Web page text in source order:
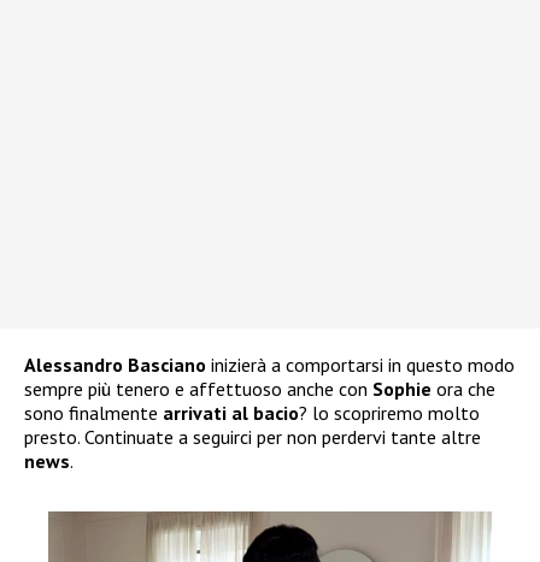
Alessandro Basciano inizierà a comportarsi in questo modo
sempre più tenero e affettuoso anche con Sophie ora che
sono finalmente arrivati al bacio? lo scopriremo molto
presto. Continuate a seguirci per non perdervi tante altre
news.